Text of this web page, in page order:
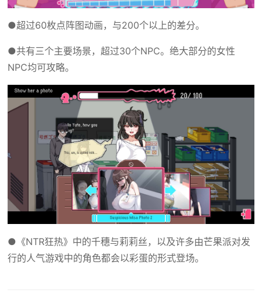
●超过60枚点阵图动画，与200个以上的差分。
●共有三个主要场景，超过30个NPC。绝大部分的女性
NPC均可攻略。
●《NTR狂热》中的千穗与莉莉丝，以及许多由芒果派对发
行的人气游戏中的角色都会以彩蛋的形式登场。